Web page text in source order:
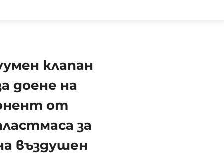
клапан
доене на
от
за
въздушен